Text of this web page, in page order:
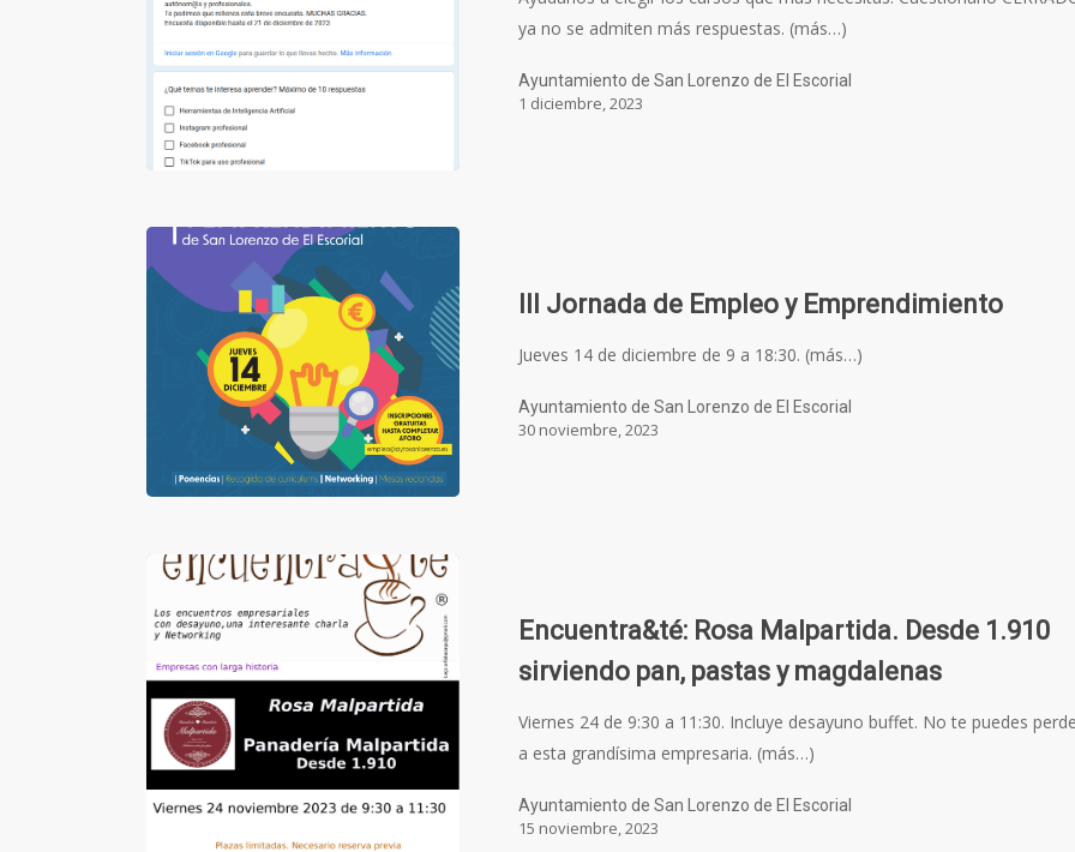
ya no se admiten más respuestas. (más…)
Ayuntamiento de San Lorenzo de El Escorial
1 diciembre, 2023
III Jornada de Empleo y Emprendimiento
Jueves 14 de diciembre de 9 a 18:30. (más…)
Ayuntamiento de San Lorenzo de El Escorial
30 noviembre, 2023
Encuentra&té: Rosa Malpartida. Desde 1.910
sirviendo pan, pastas y magdalenas
Viernes 24 de 9:30 a 11:30. Incluye desayuno buffet. No te puedes
a esta grandísima empresaria. (más…)
Ayuntamiento de San Lorenzo de El Escorial
15 noviembre, 2023